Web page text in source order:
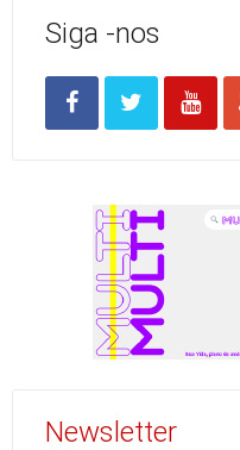
Siga -nos
Newsletter